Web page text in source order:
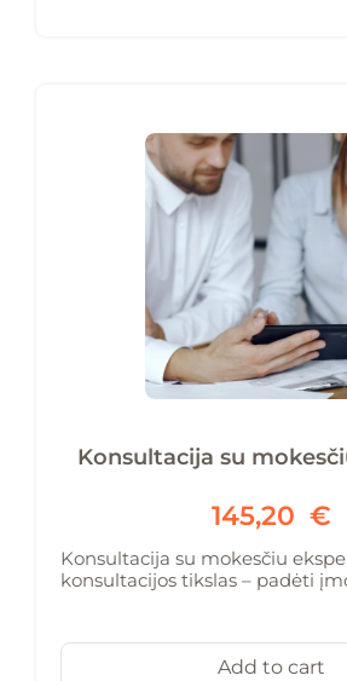
Konsultacija su
145,20 €
Konsultacija su mokesčiu
konsultacijos tikslas – padėti
Add to cart